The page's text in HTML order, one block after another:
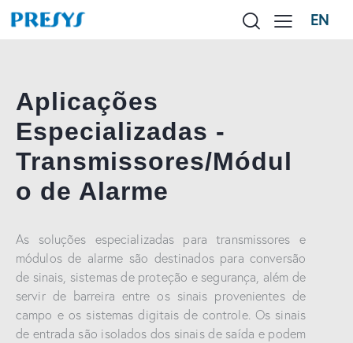
EN
Aplicações
Especializadas -
Transmissores/Módul
o de Alarme
As soluções especializadas para transmissores e
módulos de alarme são destinados para conversão
de sinais, sistemas de proteção e segurança, além de
servir de barreira entre os sinais provenientes de
campo e os sistemas digitais de controle. Os sinais
de entrada são isolados dos sinais de saída e podem